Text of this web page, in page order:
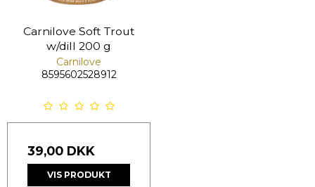
Carnilove Soft Trout
w/dill 200 g
Carnilove
8595602528912
39,00 DKK
VIS PRODUKT